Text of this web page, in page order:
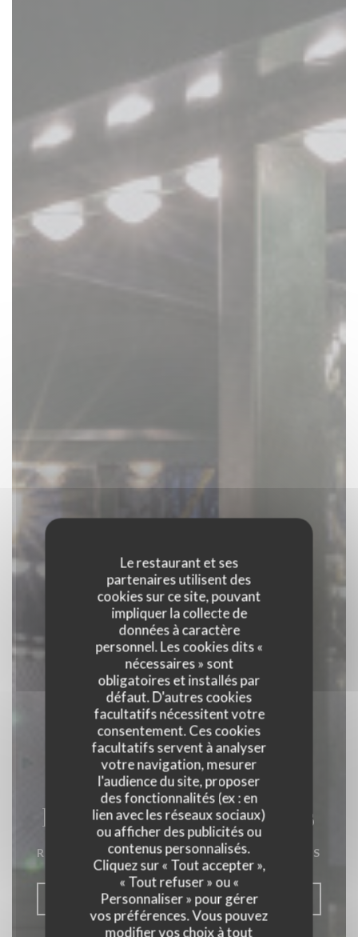
Le restaurant et ses
partenaires utilisent des
cookies sur ce site, pouvant
impliquer la collecte de
données à caractère
personnel. Les cookies dits «
nécessaires » sont
obligatoires et installés par
défaut. D'autres cookies
facultatifs nécessitent votre
consentement. Ces cookies
facultatifs servent à analyser
votre navigation, mesurer
l'audience du site, proposer
des fonctionnalités (ex : en
lien avec les réseaux sociaux)
ou afficher des publicités ou
contenus personnalisés.
Cliquez sur « Tout accepter »,
« Tout refuser » ou «
Personnaliser » pour gérer
vos préférences. Vous pouvez
modifier vos choix à tout
La Closerie des Lilas
RESTAURANT GASTRONOMIQUE PARIS
RÉSERVER